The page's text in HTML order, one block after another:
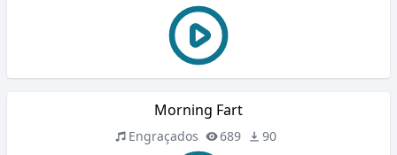
Morning Fart
Engraçados 689 90